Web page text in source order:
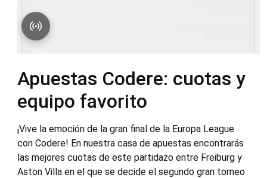
Apuestas Codere: cuotas y
equipo favorito
¡Vive la emoción de la gran final de la Europa League
con Codere! En nuestra casa de apuestas encontrarás
las mejores cuotas de este partidazo entre Freiburg y
Aston Villa en el que se decide el segundo gran torneo